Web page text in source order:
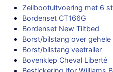
Zeilbootuitvoering met 6
Bordenset CT166G
Bordenset New Tiltbed
Borst/bilstang over
Borst/bilstang veetrailer
Bovenklep Cheval Liberté